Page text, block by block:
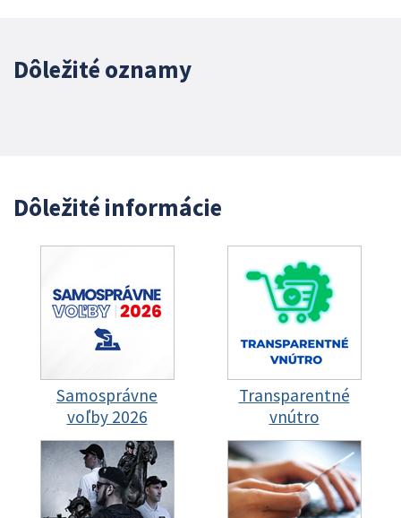
Dôležité oznamy
Dôležité informácie
Samosprávne
voľby 2026
Transparentné
vnútro